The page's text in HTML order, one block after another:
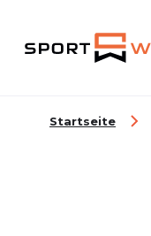
Startseite